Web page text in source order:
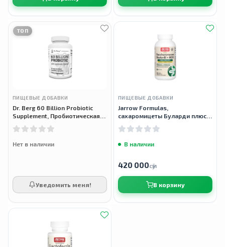
ТОП
ПИЩЕВЫЕ ДОБАВКИ
Dr. Berg 60 Billion Probiotic
Supplement, Пробиотическая
добавка 60 млрд, 30
вегетарианских капсул
Нет в наличии
Уведомить меня!
ПИЩЕВЫЕ ДОБАВКИ
Jarrow Formulas,
сахаромицеты Буларди плюс
МОС, Saccharomyces Boulardii
Plus MOS, 5 млрд, 90 капсул
В наличии
420 000сӯм
В корзину